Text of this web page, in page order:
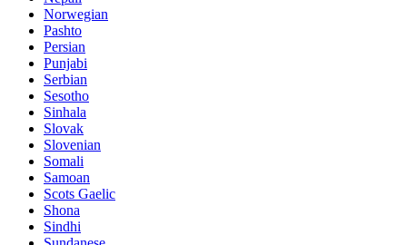
Norwegian
Pashto
Persian
Punjabi
Serbian
Sesotho
Sinhala
Slovak
Slovenian
Somali
Samoan
Scots Gaelic
Shona
Sindhi